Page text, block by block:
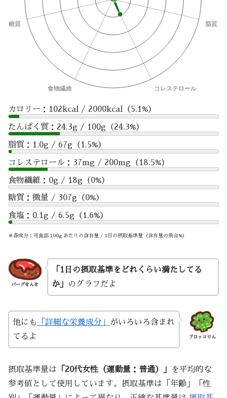
カロリー：102kcal / 2000kcal（5.1%）
たんぱく質：24.3g / 100g（24.3%）
脂質：1.0g / 67g（1.5%）
コレステロール：37mg / 200mg（18.5%）
食物繊維：0g / 18g（0%）
糖質：微量 / 307g（0%）
食塩：0.1g / 6.5g（1.6%）
※各成分：可食部 100g あたりの含有量 / 1日の摂取基準量（含有量の割合%）
バーグせんせ
「1日の摂取基準をどれくらい満たしてる
か」
のグラフだよ
ブロッコりん
他にも 「詳細な栄養成分」
がいろいろ含まれ
てるよ
摂取基準量は 「20代女性（運動量：普通）」
を平均的な
参考値として使用しています。摂取基準は「年齢」「性